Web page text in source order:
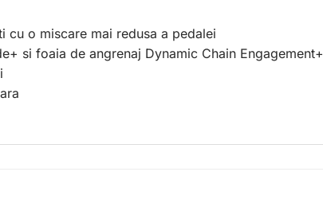
cu o miscare mai redusa a pedalei
si foaia de angrenaj Dynamic Chain Engagement+